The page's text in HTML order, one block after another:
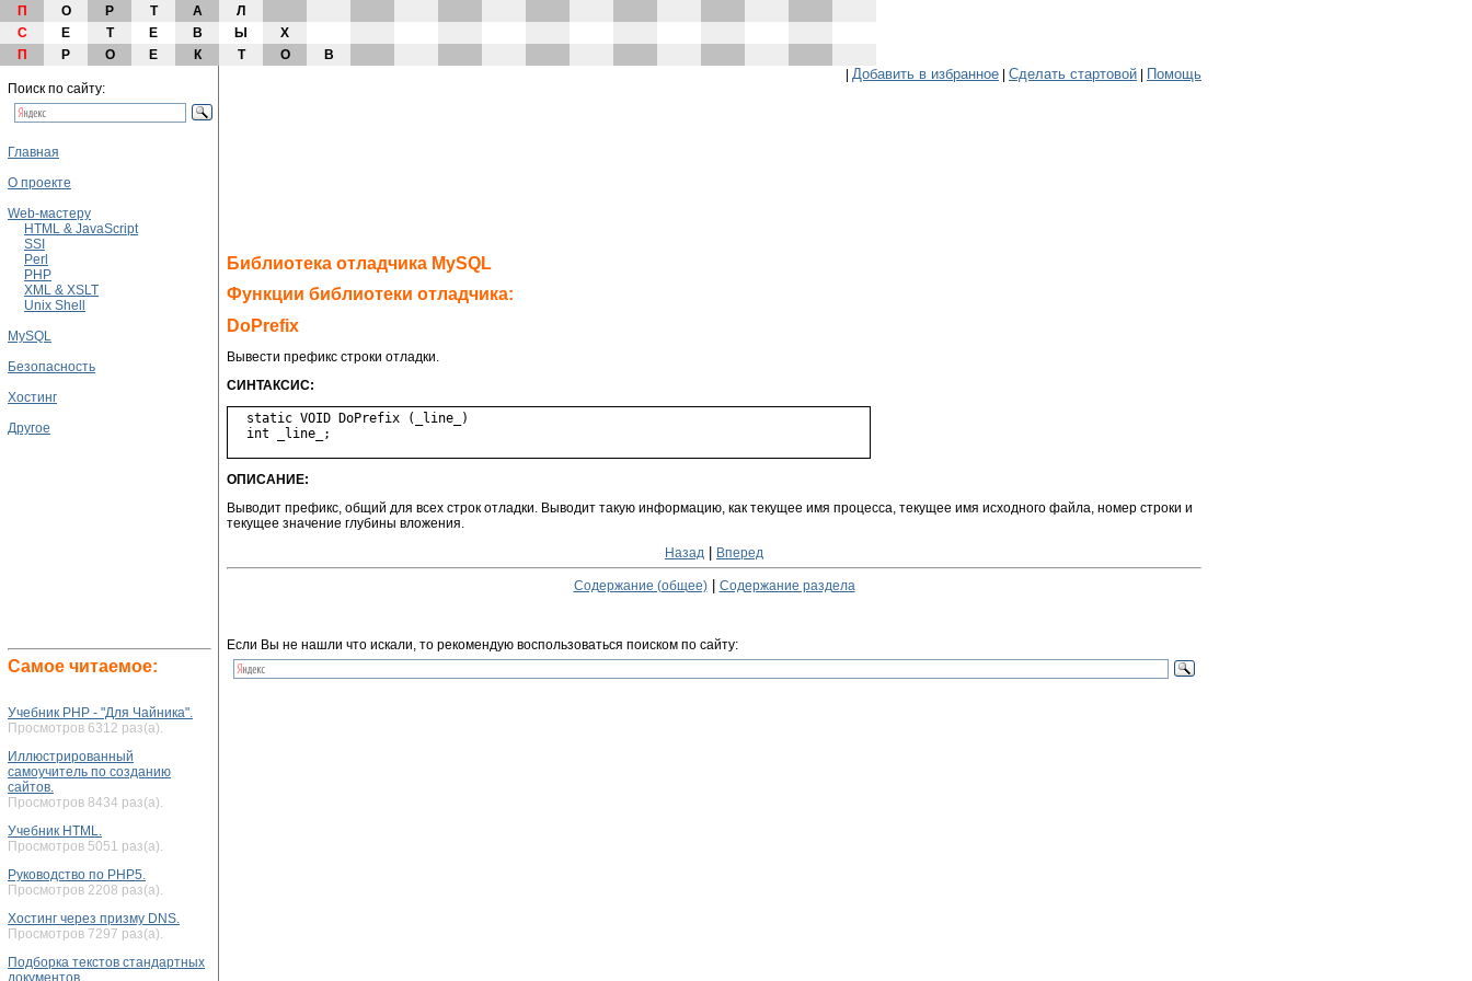
П О Р Т А
Л
С
Е Т Е В Ы
Х
П
Р О Е К Т О В
Поиск по сайту:
Главная
О проекте
Web-мастеру
HTML & JavaScript
SSI
Perl
PHP
XML & XSLT
Unix Shell
MySQL
Безопасность
Хостинг
Другое
Самое читаемое:
Учебник PHP - "Для Чайника".
Просмотров 6312 раз(а).
Иллюстрированный
самоучитель по созданию
сайтов.
Просмотров 8434 раз(а).
Учебник HTML.
Просмотров 5051 раз(а).
Руководство по PHP5.
Просмотров 2208 раз(а).
Хостинг через призму DNS.
Просмотров 7297 раз(а).
Подборка текстов стандартных
документов.
Добавить в избранное Сделать стартовой Помощь
Библиотека отладчика MySQL
Функции библиотеки отладчика:
DoPrefix
Вывести префикс строки отладки.
СИНТАКСИС:
  static VOID DoPrefix (_line_)
ОПИСАНИЕ:
Выводит префикс, общий для всех строк отладки. Выводит такую информацию, как текущее имя процесса, текущее имя исходного файла, номер строки и
текущее значение глубины вложения.
Назад
Вперед
Содержание (общее)| Содержание раздела
Если Вы не нашли что искали, то рекомендую воспользоваться поиском по сайту: